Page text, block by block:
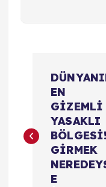
z
EN
GİZEMLİ
YASAKLI
BÖLGESİ!
GİRMEK
E